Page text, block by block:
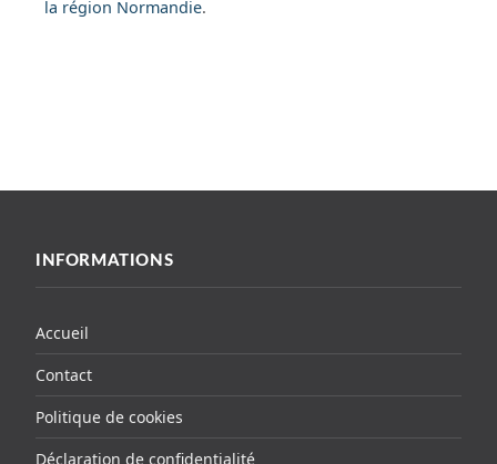
la région Normandie.
INFORMATIONS
Accueil
Contact
Politique de cookies
Déclaration de confidentialité